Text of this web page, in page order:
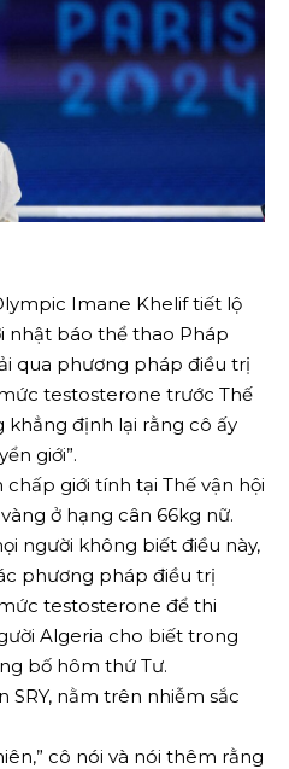
Imane Khelif tiết lộ
nhật báo thể thao Pháp
qua phương pháp điều trị
testosterone trước Thế
khẳng định lại rằng cô ấy
giới”.
giới tính tại Thế vận hội
ở hạng cân 66kg nữ.
người không biết điều này,
phương pháp điều trị
testosterone để thi
Algeria cho biết trong
bố hôm thứ Tư.
SRY, nằm trên nhiễm sắc
cô nói và nói thêm rằng